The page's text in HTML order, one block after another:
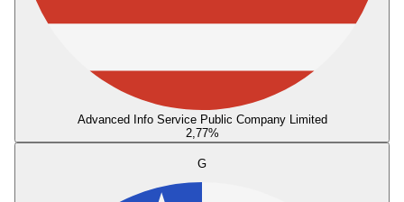
Advanced Info Service Public Company Limited
2,77%
G